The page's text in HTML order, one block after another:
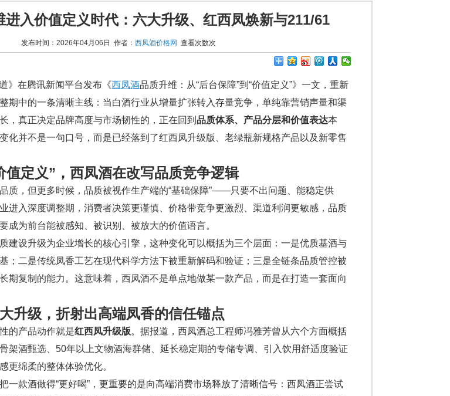
进入价值定义时代：六大升级、红西凤焕新与211/61
发布时间：2026年04月06日 作者： 西凤酒价格网 查看次数次
》在腾讯新闻平台发布《西凤酒品质升维：从“后台保障”到“价值定义”》一文，重新
期中的一条清晰主线：当白酒行业从增量扩张转入存量竞争，单纯靠营销声量和渠
，真正决定品牌高度与市场韧性的，正在回到 品质体系、产品分层和价值表达本
化并不是一句口号，而是已经落到了红西凤升级版、老绿瓶新规格产品以及新零售
值定义”，西凤酒在改写品质竞争逻辑
质，但更多时候，品质被视作生产端的“基础保障”——只要不出问题、能稳定供
进入深度调整期，消费者决策更谨慎、价格带竞争更激烈、渠道利润更敏感，品质
成为前台能被感知、被识别、被放大的价值语言。
建设升级为企业增长的核心引擎，这种变化可以概括为三个层面：一是优质基酒与
；二是传统凤香工艺在现代科学方法下被重新解码和验证；三是全链条品质管控被
期复制的能力。这意味着，西凤酒不是单点地做某一款产品，而是在打造一套面向
升级，折射出高端凤香的信任锚点
的产品动作就是红西凤升级版。据报道，西凤酒总工程师冯雅芳曾从六个方面概括
架酒甄选、50年以上文物酒海群储、延长稳定期的专储专调、引入饮用舒适度验证
更绵柔的整体体验优化。
一款酒做得“更好喝”，更重要的是向高端消费市场释放了清晰信号：西凤酒正尝试